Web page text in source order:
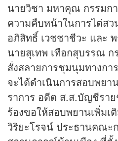
นายวิชา มหาคุณ กรรมก
ความคืบหน้าในการไต่ส
อภิสิทธิ์ เวชชาชีวะ และ
นายสุเทพ เทือกสุบรรณ
สั่งสลายการชุมนุมทางกา
จะได้ดำเนินการสอบพยา
ราการ อดีต ส.ส.บัญชีรา
ร้องขอให้สอบพยานเพิ่ม
วิริยะโรจน์ ประธานคณะ